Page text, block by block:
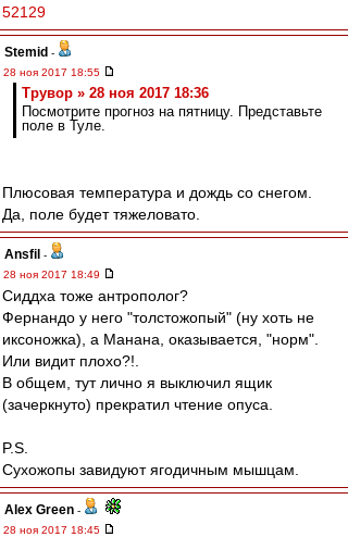
52129
Stemid -
28 ноя 2017 18:55
Трувор » 28 ноя 2017 18:36
Посмотрите прогноз на пятницу. Представьте
поле в Туле.
Плюсовая температура и дождь со снегом.
Да, поле будет тяжеловато.
Ansfil -
28 ноя 2017 18:49
Сиддха тоже антрополог?
Фернандо у него "толстожопый" (ну хоть не
иксоножка), а Манана, оказывается, "норм".
Или видит плохо?!.
В общем, тут лично я выключил ящик
(зачеркнуто) прекратил чтение опуса.
P.S.
Сухожопы завидуют ягодичным мышцам.
Alex Green -
28 ноя 2017 18:45